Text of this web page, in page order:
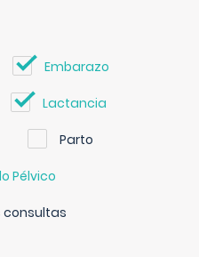
Embarazo
Lactancia
Parto
Pélvico
consultas